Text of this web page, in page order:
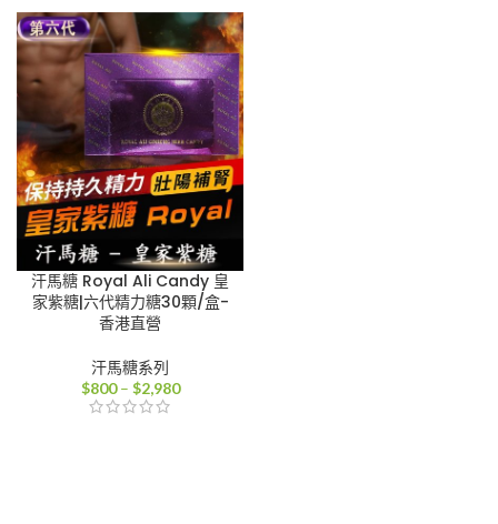
汗馬糖 Royal Ali Candy 皇
家紫糖|六代精力糖30顆/盒-
香港直營
汗馬糖系列
$800 – $2,980價